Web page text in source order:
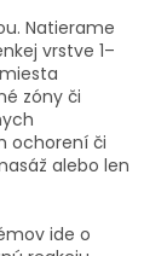
Natierame
vrstve 1–
zóny či
ochorení či
alebo len
ide o